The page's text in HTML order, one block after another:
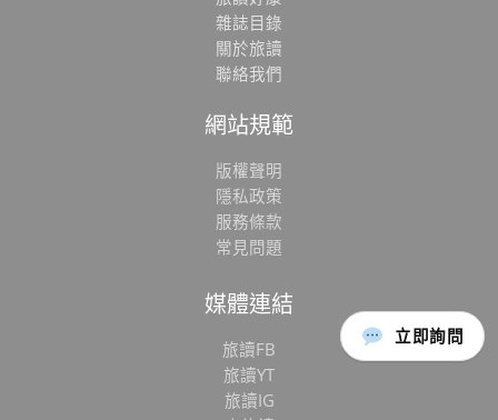
立即詢問
雜誌目錄
關於旅讀
聯絡我們
網站規範
版權聲明
隱私政策
服務條款
常見問題
媒體連結
旅讀FB
旅讀YT
旅讀IG